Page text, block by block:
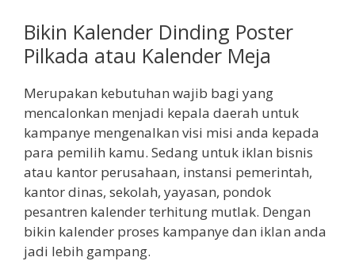
Bikin Kalender Dinding Poster
Pilkada atau Kalender Meja
Merupakan kebutuhan wajib bagi yang
mencalonkan menjadi kepala daerah untuk
kampanye mengenalkan visi misi anda kepada
para pemilih kamu. Sedang untuk iklan bisnis
atau kantor perusahaan, instansi pemerintah,
kantor dinas, sekolah, yayasan, pondok
pesantren kalender terhitung mutlak. Dengan
bikin kalender proses kampanye dan iklan anda
jadi lebih gampang.